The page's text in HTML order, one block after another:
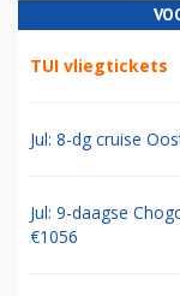
TUI vliegtickets
Jul: 8-dg cruise
Jul: 9-daagse
€1056